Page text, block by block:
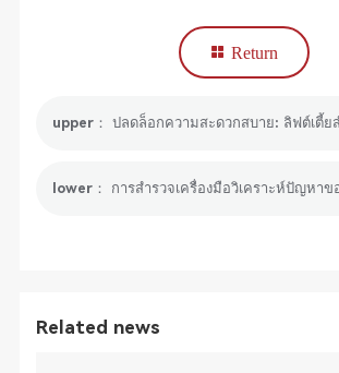
Return
Related news